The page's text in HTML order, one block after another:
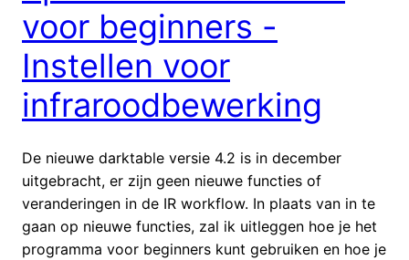
voor beginners -
Instellen voor
infraroodbewerking
De nieuwe darktable versie 4.2 is in december
uitgebracht, er zijn geen nieuwe functies of
veranderingen in de IR workflow. In plaats van in te
gaan op nieuwe functies, zal ik uitleggen hoe je het
programma voor beginners kunt gebruiken en hoe je